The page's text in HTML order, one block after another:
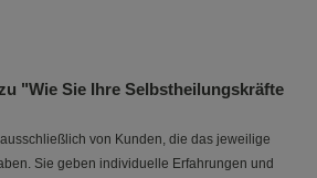
"Wie Sie Ihre Selbstheilungskräfte
von Kunden, die das jeweilige
Sie geben individuelle Erfahrungen und